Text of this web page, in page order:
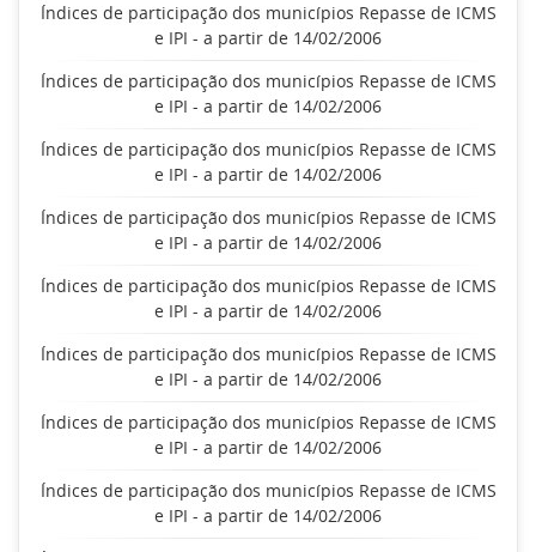
Índices de participação dos municípios Repasse de ICMS
e IPI - a partir de 14/02/2006
Índices de participação dos municípios Repasse de ICMS
e IPI - a partir de 14/02/2006
Índices de participação dos municípios Repasse de ICMS
e IPI - a partir de 14/02/2006
Índices de participação dos municípios Repasse de ICMS
e IPI - a partir de 14/02/2006
Índices de participação dos municípios Repasse de ICMS
e IPI - a partir de 14/02/2006
Índices de participação dos municípios Repasse de ICMS
e IPI - a partir de 14/02/2006
Índices de participação dos municípios Repasse de ICMS
e IPI - a partir de 14/02/2006
Índices de participação dos municípios Repasse de ICMS
e IPI - a partir de 14/02/2006